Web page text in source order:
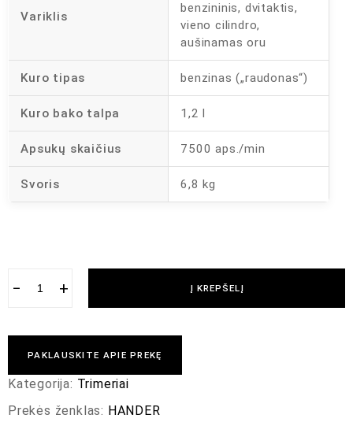
Variklis
benzininis, dvitaktis,
vieno cilindro,
aušinamas oru
Kuro tipas benzinas („raudonas“)
Kuro bako talpa 1,2 l
Apsukų skaičius 7500 aps./min
Svoris 6,8 kg
− + Į KREPŠELĮ
PAKLAUSKITE APIE PREKĘ
Kategorija: Trimeriai
Prekės ženklas: HANDER